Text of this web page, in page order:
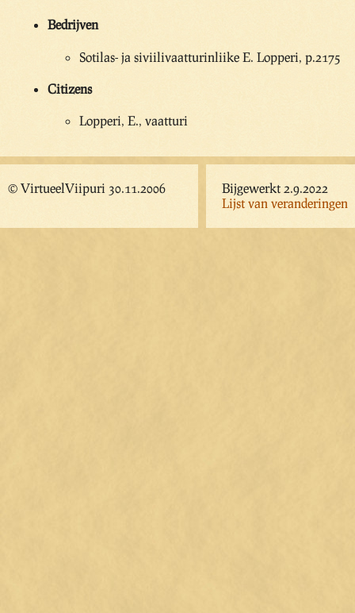
Bedrijven
Sotilas- ja siviilivaatturinliike E. Lopperi, p.2175
Citizens
Lopperi, E., vaatturi
© VirtueelViipuri 30.11.2006
Bijgewerkt 2.9.2022
Lijst van veranderingen